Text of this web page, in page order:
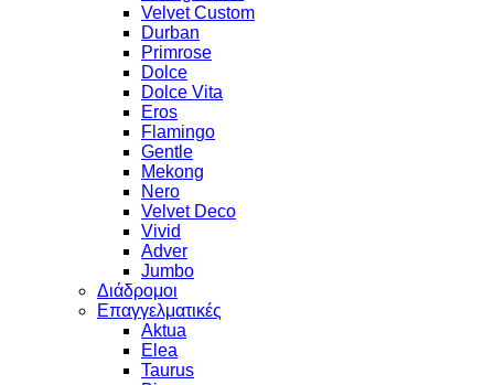
Velvet Custom
Durban
Primrose
Dolce
Dolce Vita
Eros
Flamingo
Gentle
Mekong
Nero
Velvet Deco
Vivid
Adver
Jumbo
Διάδρομοι
Επαγγελματικές
Aktua
Elea
Taurus